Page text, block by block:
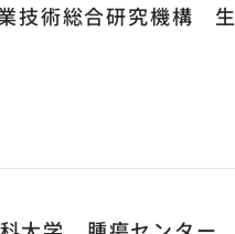
技術総合研究機構 生